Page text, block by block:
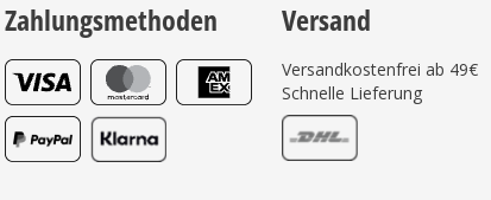
Zahlungsmethoden Versand
Versandkostenfrei ab 49€
Schnelle Lieferung